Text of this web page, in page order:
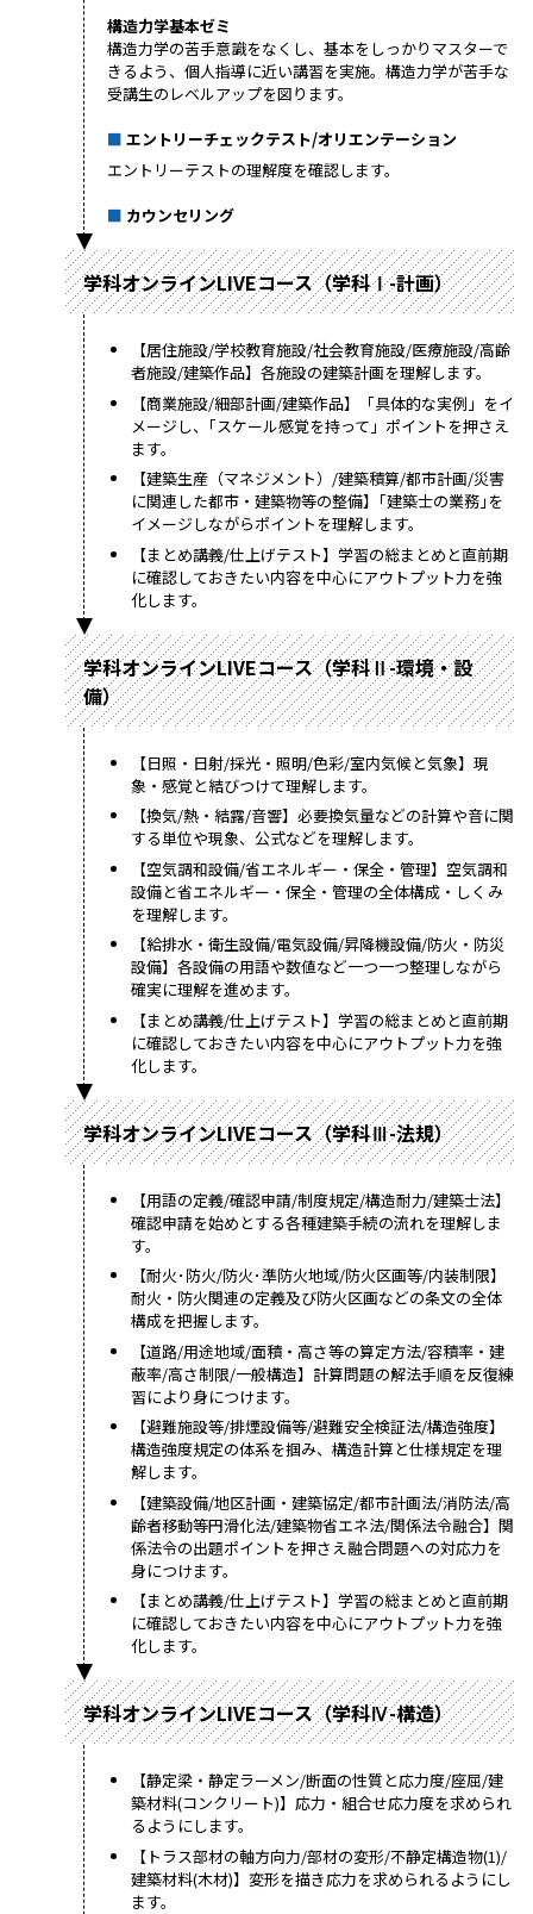
構造力学基本ゼミ
構造力学の苦手意識をなくし、基本をしっかりマスターで
きるよう、個人指導に近い講習を実施。構造力学が苦手な
受講生のレベルアップを図ります。
エントリーチェックテスト/オリエンテーション
エントリーテストの理解度を確認します。
カウンセリング
学科オンラインLIVEコース（学科Ⅰ-計画）
【居住施設/学校教育施設/社会教育施設/医療施設/高齢
者施設/建築作品】各施設の建築計画を理解します。
【商業施設/細部計画/建築作品】「具体的な実例」をイ
メージし、｢スケール感覚を持って」ポイントを押さえ
ます。
【建築生産（マネジメント）/建築積算/都市計画/災害
に関連した都市・建築物等の整備】｢建築士の業務｣を
イメージしながらポイントを理解します。
【まとめ講義/仕上げテスト】学習の総まとめと直前期
に確認しておきたい内容を中心にアウトプット力を強
化します。
学科オンラインLIVEコース（学科Ⅱ-環境・設
備）
【日照・日射/採光・照明/色彩/室内気候と気象】現
象・感覚と結びつけて理解します。
【換気/熱・結露/音響】必要換気量などの計算や音に関
する単位や現象、公式などを理解します。
【空気調和設備/省エネルギー・保全・管理】空気調和
設備と省エネルギー・保全・管理の全体構成・しくみ
を理解します。
【給排水・衛生設備/電気設備/昇降機設備/防火・防災
設備】各設備の用語や数値など一つ一つ整理しながら
確実に理解を進めます。
【まとめ講義/仕上げテスト】学習の総まとめと直前期
に確認しておきたい内容を中心にアウトプット力を強
化します。
学科オンラインLIVEコース（学科Ⅲ-法規）
【用語の定義/確認申請/制度規定/構造耐力/建築士法】
確認申請を始めとする各種建築手続の流れを理解しま
す。
【耐火･防火/防火･準防火地域/防火区画等/内装制限】
耐火・防火関連の定義及び防火区画などの条文の全体
構成を把握します。
【道路/用途地域/面積・高さ等の算定方法/容積率・建
蔽率/高さ制限/一般構造】計算問題の解法手順を反復練
習により身につけます。
【避難施設等/排煙設備等/避難安全検証法/構造強度】
構造強度規定の体系を掴み、構造計算と仕様規定を理
解します。
【建築設備/地区計画・建築協定/都市計画法/消防法/高
齢者移動等円滑化法/建築物省エネ法/関係法令融合】関
係法令の出題ポイントを押さえ融合問題への対応力を
身につけます。
【まとめ講義/仕上げテスト】学習の総まとめと直前期
に確認しておきたい内容を中心にアウトプット力を強
化します。
学科オンラインLIVEコース（学科Ⅳ-構造）
【静定梁・静定ラーメン/断面の性質と応力度/座屈/建
築材料(コンクリート)】応力・組合せ応力度を求められ
るようにします。
【トラス部材の軸方向力/部材の変形/不静定構造物(1)/
建築材料(木材)】変形を描き応力を求められるようにし
ます。